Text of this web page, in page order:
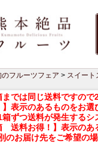
のフルーツフェア > スイート
では同じ送料ですので
表示のあるものをお選
ずつ送料が発生するシ
送料お得！】表示のあ
のお届け先をご希望の